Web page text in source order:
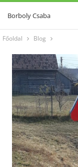
Borboly Csaba
Főoldal Blog